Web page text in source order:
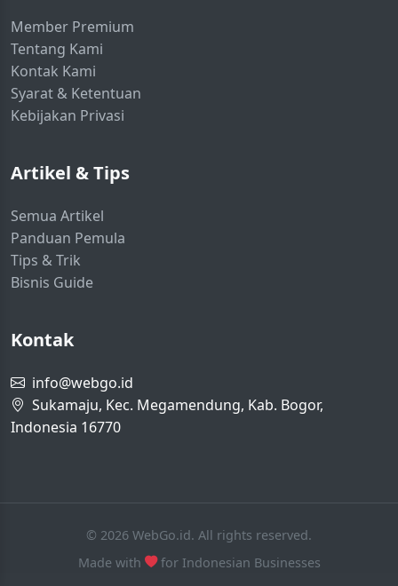
Member Premium
Tentang Kami
Kontak Kami
Syarat & Ketentuan
Kebijakan Privasi
Artikel & Tips
Semua Artikel
Panduan Pemula
Tips & Trik
Bisnis Guide
Kontak
info@webgo.id
Sukamaju, Kec. Megamendung, Kab. Bogor,
Indonesia 16770
© 2026 WebGo.id. All rights reserved.
Made with
for Indonesian Businesses